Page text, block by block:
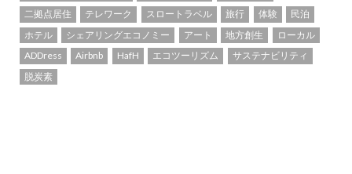
二拠点居住
テレワーク スロートラベル 旅行 体験
民泊
ホテル
シェアリングエコノミー アート 地方創生
ローカル
ADDress
Airbnb HafH エコツーリズム
サステナビリティ
脱炭素